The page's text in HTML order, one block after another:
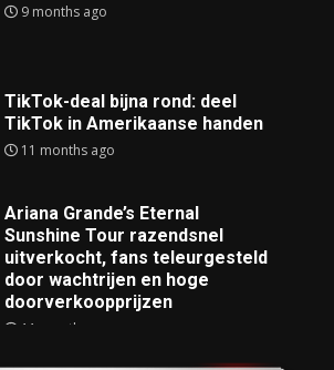
9 months ago
TikTok-deal bijna rond: deel
TikTok in Amerikaanse handen
11 months ago
Ariana Grande’s Eternal
Sunshine Tour razendsnel
uitverkocht, fans teleurgesteld
door wachtrijen en hoge
doorverkoopprijzen
11 months ago